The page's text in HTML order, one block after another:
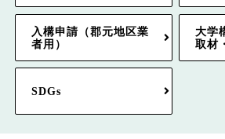
入構申請（郡元地区業
者用）
大学
取材
SDGs